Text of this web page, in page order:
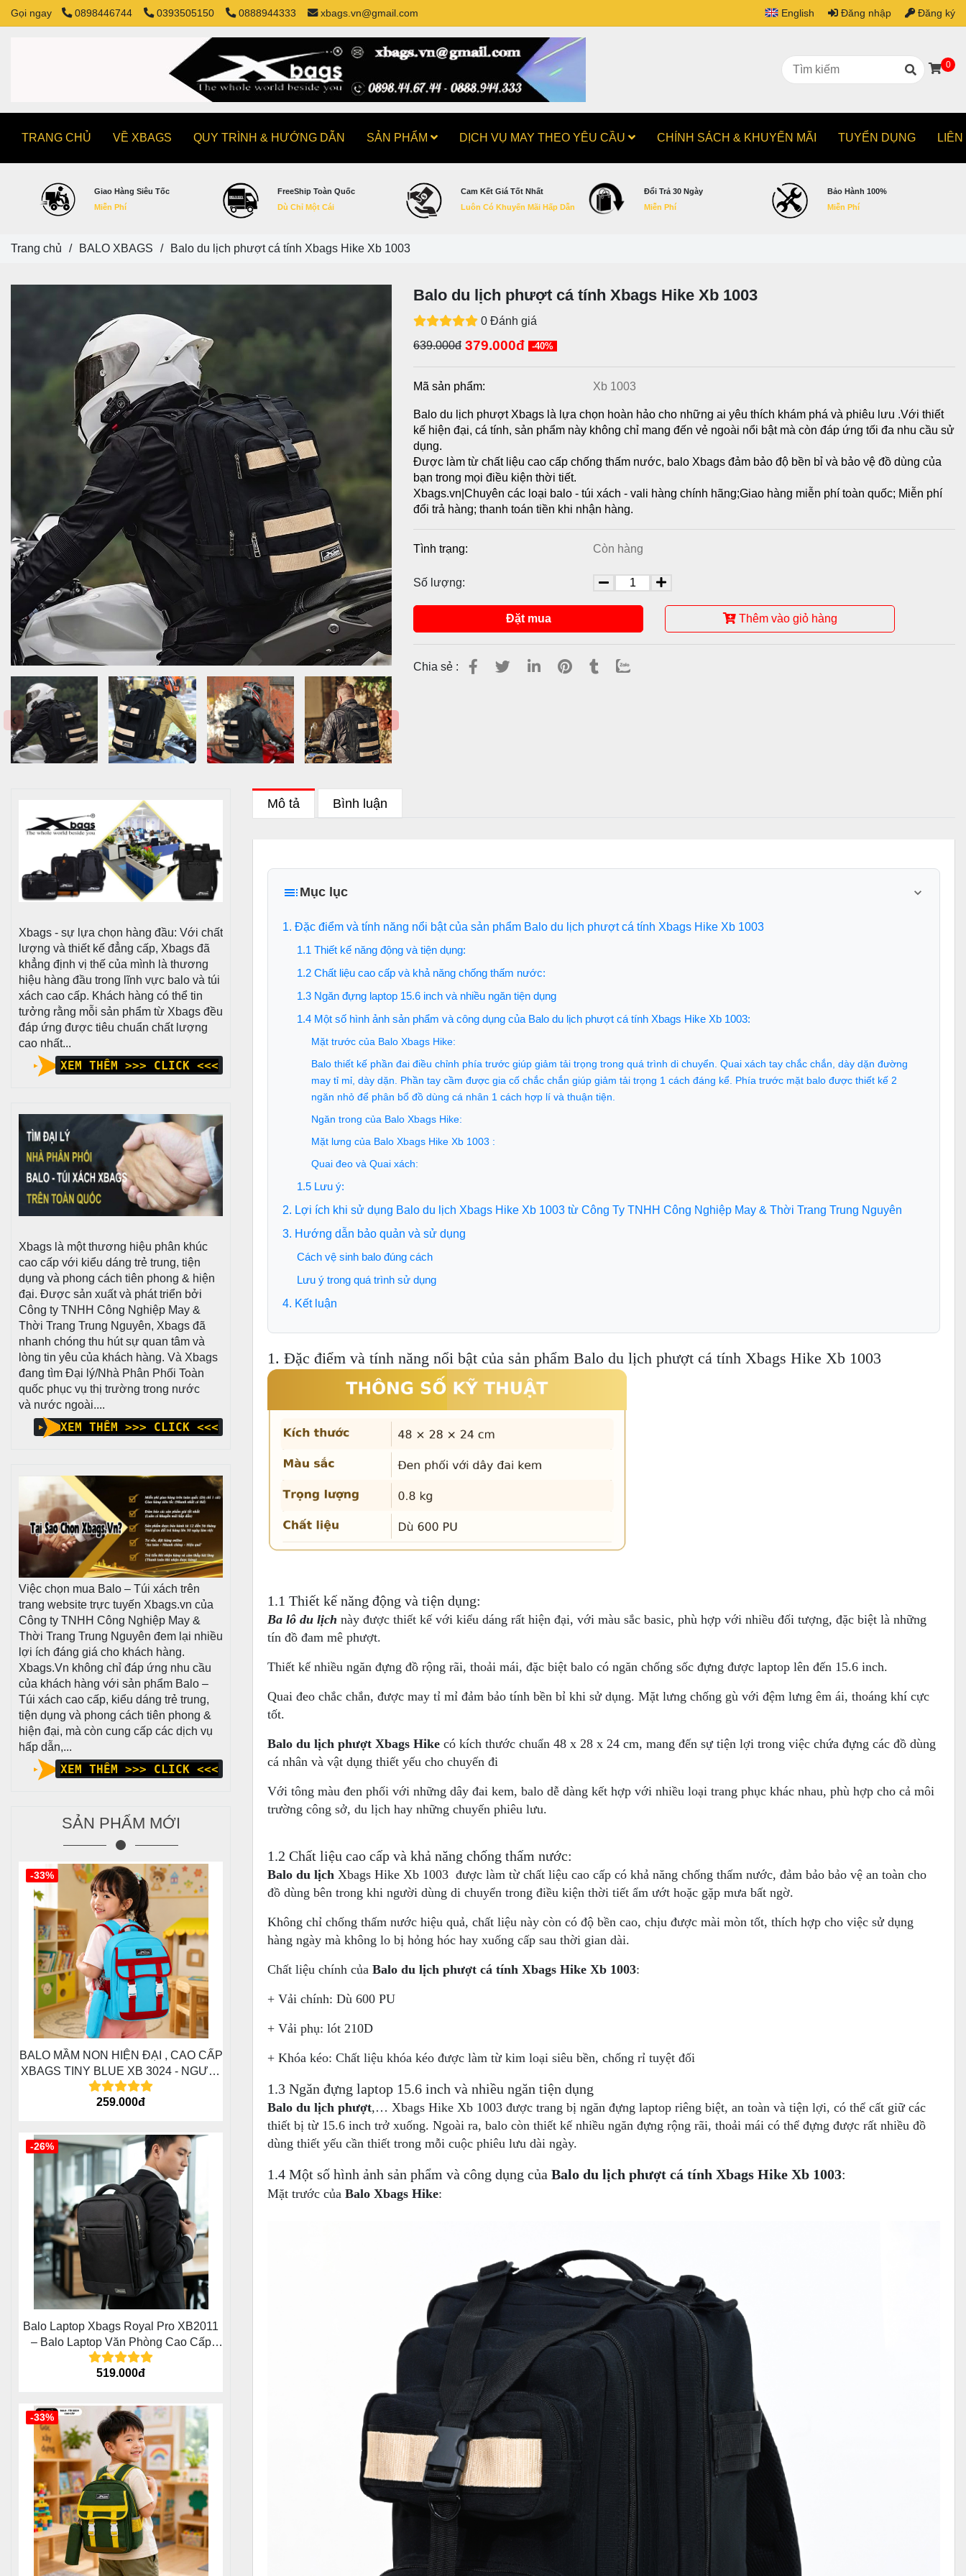
‹ ›
Balo du lịch phượt cá tính Xbags Hike Xb 1003
0 Đánh giá
639.000đ 379.000đ -40%
Mã sản phẩm: Xb 1003
Balo du lịch phượt Xbags là lựa chọn hoàn hảo cho những ai yêu thích khám phá và phiêu lưu .Với thiết
kế hiện đại, cá tính, sản phẩm này không chỉ mang đến vẻ ngoài nổi bật mà còn đáp ứng tối đa nhu cầu sử
dụng.
Được làm từ chất liệu cao cấp chống thấm nước, balo Xbags đảm bảo độ bền bỉ và bảo vệ đồ dùng của
bạn trong mọi điều kiện thời tiết.
Xbags.vn|Chuyên các loại balo - túi xách - vali hàng chính hãng;Giao hàng miễn phí toàn quốc; Miễn phí
đổi trả hàng; thanh toán tiền khi nhận hàng.
Tình trạng: Còn hàng
Số lượng:
Đặt mua Thêm vào giỏ hàng
Chia sẻ :
Mô tả Bình luận
Mục lục
1. Đặc điểm và tính năng nổi bật của sản phẩm Balo du lịch phượt cá tính Xbags Hike Xb 1003
1.1 Thiết kế năng động và tiện dụng:
1.2 Chất liệu cao cấp và khả năng chống thấm nước:
1.3 Ngăn đựng laptop 15.6 inch và nhiều ngăn tiện dụng
1.4 Một số hình ảnh sản phẩm và công dụng của Balo du lịch phượt cá tính Xbags Hike Xb 1003:
Mặt trước của Balo Xbags Hike:
Balo thiết kế phần đai điều chỉnh phía trước giúp giảm tải trọng trong quá trình di chuyển. Quai xách tay chắc chắn, dày dặn đường
may tỉ mỉ, dày dặn. Phần tay cầm được gia cố chắc chắn giúp giảm tải trọng 1 cách đáng kể. Phía trước mặt balo được thiết kế 2
ngăn nhỏ để phân bổ đồ dùng cá nhân 1 cách hợp lí và thuận tiện.
Ngăn trong của Balo Xbags Hike:
Mặt lưng của Balo Xbags Hike Xb 1003 :
Quai đeo và Quai xách:
1.5 Lưu ý:
2. Lợi ích khi sử dụng Balo du lịch Xbags Hike Xb 1003 từ Công Ty TNHH Công Nghiệp May & Thời Trang Trung Nguyên
3. Hướng dẫn bảo quản và sử dụng
Cách vệ sinh balo đúng cách
Lưu ý trong quá trình sử dụng
4. Kết luận
1. Đặc điểm và tính năng nổi bật của sản phẩm Balo du lịch phượt cá tính Xbags Hike Xb 1003
1.1 Thiết kế năng động và tiện dụng:
Ba lô du lịch này được thiết kế với kiểu dáng rất hiện đại, với màu sắc basic, phù hợp với nhiều đối tượng, đặc biệt là những
tín đồ đam mê phượt.
Thiết kế nhiều ngăn đựng đồ rộng rãi, thoải mái, đặc biệt balo có ngăn chống sốc đựng được laptop lên đến 15.6 inch.
Quai đeo chắc chắn, được may tỉ mỉ đảm bảo tính bền bỉ khi sử dụng. Mặt lưng chống gù với đệm lưng êm ái, thoáng khí cực
tốt.
Balo du lịch phượt Xbags Hike có kích thước chuẩn 48 x 28 x 24 cm, mang đến sự tiện lợi trong việc chứa đựng các đồ dùng
cá nhân và vật dụng thiết yếu cho chuyến đi
Với tông màu đen phối với những dây đai kem, balo dễ dàng kết hợp với nhiều loại trang phục khác nhau, phù hợp cho cả môi
trường công sở, du lịch hay những chuyến phiêu lưu.
1.2 Chất liệu cao cấp và khả năng chống thấm nước:
Balo du lịch Xbags Hike Xb 1003 được làm từ chất liệu cao cấp có khả năng chống thấm nước, đảm bảo bảo vệ an toàn cho
đồ dùng bên trong khi người dùng di chuyển trong điều kiện thời tiết ẩm ướt hoặc gặp mưa bất ngờ.
Không chỉ chống thấm nước hiệu quả, chất liệu này còn có độ bền cao, chịu được mài mòn tốt, thích hợp cho việc sử dụng
hàng ngày mà không lo bị hỏng hóc hay xuống cấp sau thời gian dài.
Chất liệu chính của Balo du lịch phượt cá tính Xbags Hike Xb 1003:
+ Vải chính: Dù 600 PU
+ Vải phụ: lót 210D
+ Khóa kéo: Chất liệu khóa kéo được làm từ kim loại siêu bền, chống rỉ tuyệt đối
1.3 Ngăn đựng laptop 15.6 inch và nhiều ngăn tiện dụng
Balo du lịch phượt,… Xbags Hike Xb 1003 được trang bị ngăn đựng laptop riêng biệt, an toàn và tiện lợi, có thể cất giữ các
thiết bị từ 15.6 inch trở xuống. Ngoài ra, balo còn thiết kế nhiều ngăn đựng rộng rãi, thoải mái có thể đựng được rất nhiều đồ
dùng thiết yếu cần thiết trong mỗi cuộc phiêu lưu dài ngày.
1.4 Một số hình ảnh sản phẩm và công dụng của Balo du lịch phượt cá tính Xbags Hike Xb 1003:
Mặt trước của Balo Xbags Hike:
Xbags - sự lựa chọn hàng đầu: Với chất
lượng và thiết kế đẳng cấp, Xbags đã
khẳng định vị thế của mình là thương
hiệu hàng đầu trong lĩnh vực balo và túi
xách cao cấp. Khách hàng có thể tin
tưởng rằng mỗi sản phẩm từ Xbags đều
đáp ứng được tiêu chuẩn chất lượng
cao nhất...
XEM THÊM >>> CLICK <<<
Xbags là một thương hiệu phân khúc
cao cấp với kiểu dáng trẻ trung, tiện
dụng và phong cách tiên phong & hiện
đại. Được sản xuất và phát triển bởi
Công ty TNHH Công Nghiệp May &
Thời Trang Trung Nguyên, Xbags đã
nhanh chóng thu hút sự quan tâm và
lòng tin yêu của khách hàng. Và Xbags
đang tìm Đại lý/Nhà Phân Phối Toàn
quốc phục vụ thị trường trong nước
và nước ngoài....
XEM THÊM >>> CLICK <<<
Việc chọn mua Balo – Túi xách trên
trang website trực tuyến Xbags.vn của
Công ty TNHH Công Nghiệp May &
Thời Trang Trung Nguyên đem lại nhiều
lợi ích đáng giá cho khách hàng.
Xbags.Vn không chỉ đáp ứng nhu cầu
của khách hàng với sản phẩm Balo –
Túi xách cao cấp, kiểu dáng trẻ trung,
tiện dụng và phong cách tiên phong &
hiện đại, mà còn cung cấp các dịch vụ
hấp dẫn,...
XEM THÊM >>> CLICK <<<
SẢN PHẨM MỚI
BALO MẦM NON HIỆN ĐẠI , CAO CẤP
XBAGS TINY BLUE XB 3024 - NGƯỜI
BẠN ĐỒNG HÀNH CÙNG CÁC BÉ
TRONG HÀNH TRÌNH ĐẦU ĐỜI
259.000đ
-33%
Balo Laptop Xbags Royal Pro XB2011
– Balo Laptop Văn Phòng Cao Cấp
Cho Doanh Nhân Trẻ
519.000đ
-26%
-33%
Trang chủ / BALO XBAGS / Balo du lịch phượt cá tính Xbags Hike Xb 1003
Gọi ngay 0898446744 0393505150 0888944333 xbags.vn@gmail.com English Đăng nhập Đăng ký
0
TRANG CHỦ VỀ XBAGS QUY TRÌNH & HƯỚNG DẪN SẢN PHẨM DỊCH VỤ MAY THEO YÊU CẦU CHÍNH SÁCH & KHUYẾN MÃI TUYỂN DỤNG
Giao Hàng Siêu Tốc
Miễn Phí
FreeShip Toàn Quốc
Dù Chỉ Một Cái
Cam Kết Giá Tốt Nhất
Luôn Có Khuyến Mãi Hấp Dẫn
Đổi Trả 30 Ngày
Miễn Phí
Bảo Hành 100%
Miễn Phí